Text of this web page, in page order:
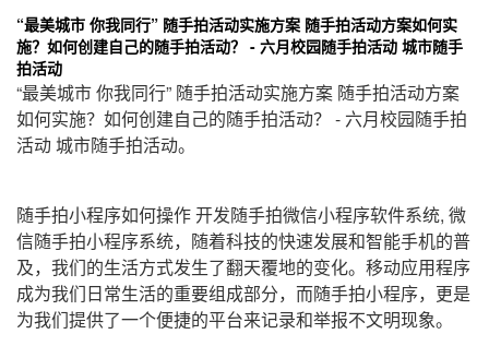
“最美城市 你我同行” 随手拍活动实施方案 随手拍活动方案如何实
施？如何创建自己的随手拍活动？ - 六月校园随手拍活动 城市随手
拍活动
“最美城市 你我同行” 随手拍活动实施方案 随手拍活动方案
如何实施？如何创建自己的随手拍活动？ - 六月校园随手拍
活动 城市随手拍活动。
随手拍小程序如何操作 开发随手拍微信小程序软件系统, 微
信随手拍小程序系统，随着科技的快速发展和智能手机的普
及，我们的生活方式发生了翻天覆地的变化。移动应用程序
成为我们日常生活的重要组成部分，而随手拍小程序，更是
为我们提供了一个便捷的平台来记录和举报不文明现象。